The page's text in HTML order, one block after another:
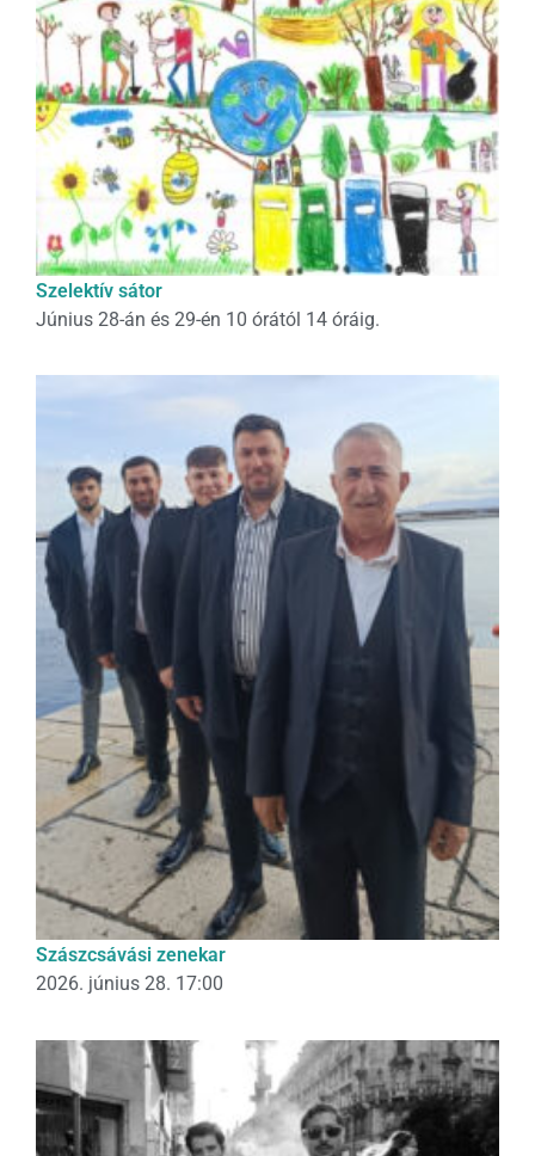
Szelektív sátor
Június 28-án és 29-én 10 órától 14 óráig.
Szászcsávási zenekar
2026. június 28. 17:00